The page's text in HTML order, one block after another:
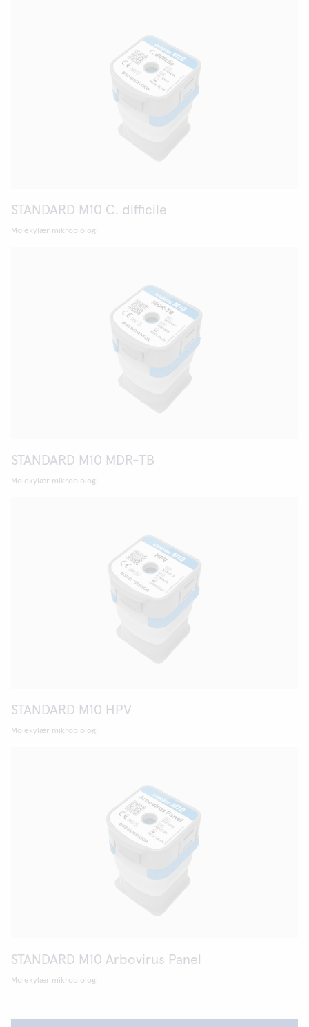
STANDARD M10 C. difficile
Molekylær mikrobiologi
STANDARD M10 MDR-TB
Molekylær mikrobiologi
STANDARD M10 HPV
Molekylær mikrobiologi
STANDARD M10 Arbovirus Panel
Molekylær mikrobiologi